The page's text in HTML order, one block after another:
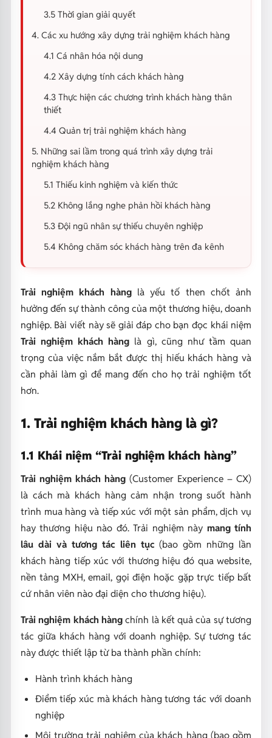
3.5 Thời gian giải quyết
4. Các xu hướng xây dựng trải nghiệm khách hàng
4.1 Cá nhân hóa nội dung
4.2 Xây dựng tính cách khách hàng
4.3 Thực hiện các chương trình khách hàng thân
thiết
4.4 Quản trị trải nghiệm khách hàng
5. Những sai lầm trong quá trình xây dựng trải
nghiệm khách hàng
5.1 Thiếu kinh nghiệm và kiến thức
5.2 Không lắng nghe phản hồi khách hàng
5.3 Đội ngũ nhân sự thiếu chuyên nghiệp
5.4 Không chăm sóc khách hàng trên đa kênh
Trải nghiệm khách hànglà yếu tố then chốt ảnh
hưởng đến sự thành công của một thương hiệu, doanh
nghiệp. Bài viết này sẽ giải đáp cho bạn đọc khái niệm
Trải nghiệm khách hàng là gì, cũng như tầm quan
trọng của việc nắm bắt được thị hiếu khách hàng và
cần phải làm gì để mang đến cho họ trải nghiệm tốt
hơn.
1. Trải nghiệm khách hàng là gì?
1.1 Khái niệm “Trải nghiệm khách hàng”
Trải nghiệm khách hàng (Customer Experience – CX)
là cách mà khách hàng cảm nhận trong suốt hành
trình mua hàng và tiếp xúc với một sản phẩm, dịch vụ
hay thương hiệu nào đó. Trải nghiệm này mang tính
lâu dài và tương tác liên tục (bao gồm những lần
khách hàng tiếp xúc với thương hiệu đó qua website,
nền tảng MXH, email, gọi điện hoặc gặp trực tiếp bất
cứ nhân viên nào đại diện cho thương hiệu).
Trải nghiệm khách hàngchính là kết quả của sự tương
tác giữa khách hàng với doanh nghiệp. Sự tương tác
này được thiết lập từ ba thành phần chính:
Hành trình khách hàng
Điểm tiếp xúc mà khách hàng tương tác với doanh
nghiệp
Môi trường trải nghiệm của khách hàng (bao gồm